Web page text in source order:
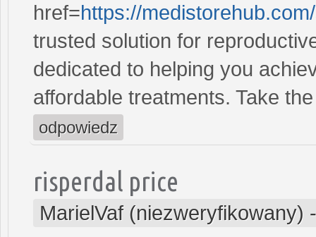
href=https://
trusted solution for
dedicated to helping you
affordable treatments. Take
odpowiedz
risperdal price
MarielVaf (niezweryfikowany)